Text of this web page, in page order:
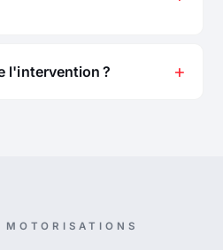
l'intervention ?
MOTORISATIONS